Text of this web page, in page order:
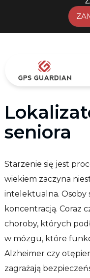
seniora
Starzenie się jest
wiekiem zaczyna
intelektualna. Osoby
koncentracją. Coraz
choroby, których
w mózgu, które
Alzheimer czy
zagrażają